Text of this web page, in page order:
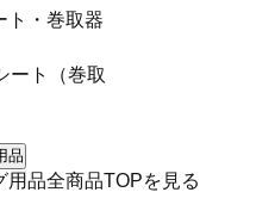
ト・巻取器
ート（巻取
品
用品全商品TOPを見る